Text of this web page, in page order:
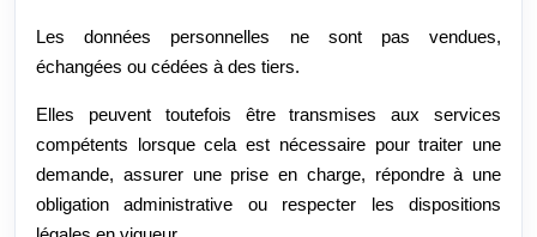
Les données personnelles ne sont pas vendues,
échangées ou cédées à des tiers.
Elles peuvent toutefois être transmises aux services
compétents lorsque cela est nécessaire pour traiter une
demande, assurer une prise en charge, répondre à une
obligation administrative ou respecter les dispositions